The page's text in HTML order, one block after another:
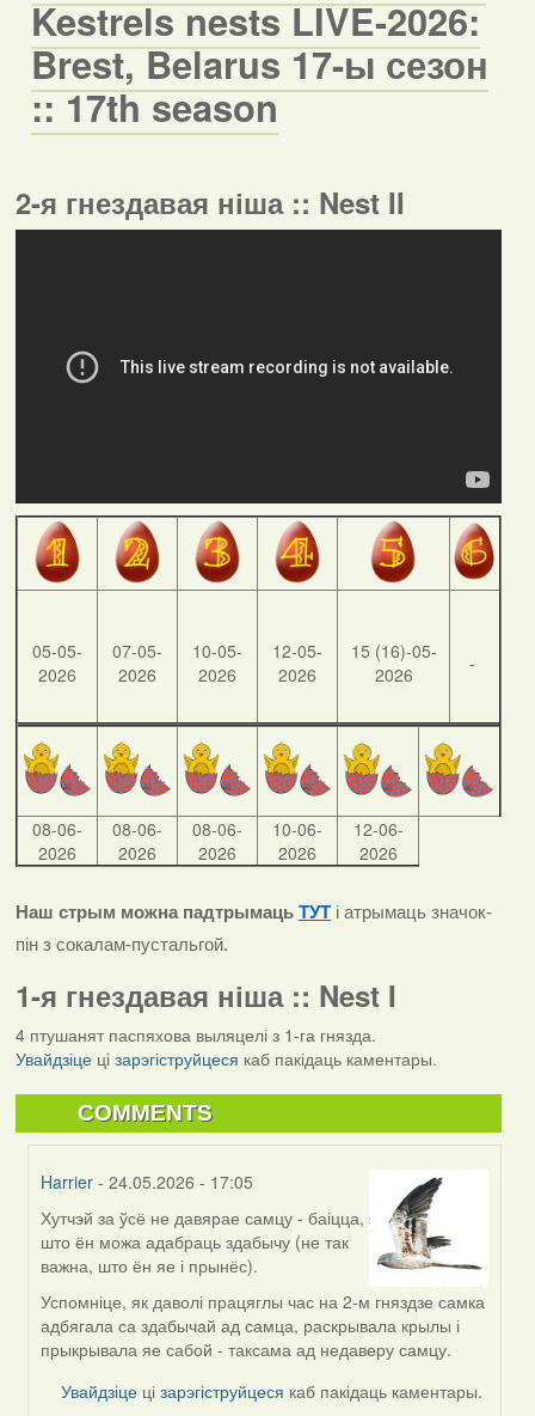
Kestrels nests LIVE-2026:
Brest, Belarus 17-ы сезон
:: 17th season
2-я гнездавая ніша :: Nest II
05-05-
2026
07-05-
2026
10-05-
2026
12-05-
2026
15 (16)-05-
2026
-
08-06-
2026
08-06-
2026
08-06-
2026
10-06-
2026
12-06-
2026
Наш стрым можна падтрымаць ТУТ і атрымаць значок-
пін з сокалам-пустальгой.
1-я гнездавая ніша :: Nest I
4 птушанят паспяхова выляцелі з 1-га гнязда.
Увайдзіцеці зарэгіструйцеся каб пакідаць каментары.
COMMENTS
Harrier - 24.05.2026 - 17:05
In
reply
to
by
Alla
V
Хутчэй за ўсё не давярае самцу - баіцца,
што ён можа адабраць здабычу (не так
важна, што ён яе і прынёс).
Успомніце, як даволі працяглы час на 2-м гняздзе самка
адбягала са здабычай ад самца, раскрывала крылы і
прыкрывала яе сабой - таксама ад недаверу самцу.
Увайдзіце цізарэгіструйцеся каб пакідаць каментары.